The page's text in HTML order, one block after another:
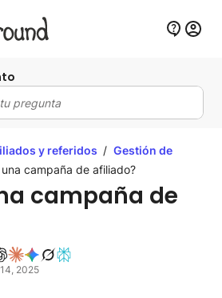
y referidos / Gestión de
una campaña de afiliado?
campaña de
2025